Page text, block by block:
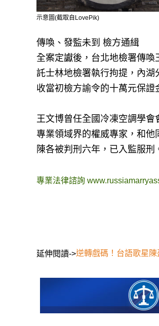
示意圖(截取自LovePik)
傳喚、發監未到 檢方通緝
全案定讞後，台北地檢署傳
託士林地檢署執行拘提，內
收當初檢方諭令的十萬元保證
王文博曾任全國冷凍空調學
專業領域界的權威專家，和他
陳各被判刑六年，已入監服刑
專業法律諮詢
延伸閱讀->逆轉戲碼！台語歌星陳